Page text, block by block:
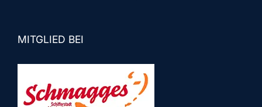
MITGLIED BEI